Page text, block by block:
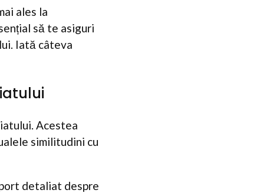
ales la
să te asiguri
Iată câteva
Acestea
similitudini cu
detaliat despre